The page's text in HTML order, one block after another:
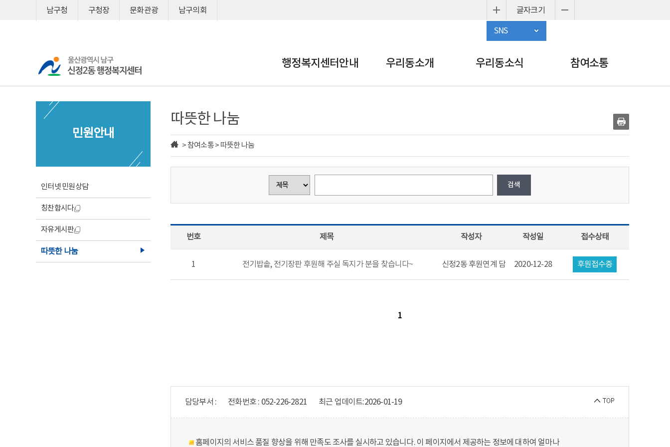
남구청 구청장 문화관광 남구의회 글자크기
SNS
행정복지센터안내 우리동소개 우리동소식 참여소통
민원안내
인터넷 민원상담
칭찬합시다
자유게시판
따뜻한 나눔
따뜻한 나눔
> 참여소통 > 따뜻한 나눔
번호 제목 작성자 작성일 접수상태
1 전기밥솥, 전기장판 후원해 주실 독지가 분을 찾습니다~ 신정2동 후원연계 담당자2020-12-28 후원접수중
1
담당부서 : 전화번호 : 052-226-2821 최근 업데이트:2026-01-19
홈페이지의 서비스 품질 향상을 위해 만족도 조사를 실시하고 있습니다. 이 페이지에서 제공하는 정보에 대하여 얼마나